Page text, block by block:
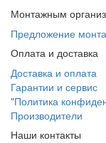
Водопоглощение
Почему
Super 64/13?
Выбирая
эффективную
поможет вам
системы и
Монтажным
Предложение
Оплата и доставка
Доставка и оплата
Гарантии и сервис
"Политика
Производители
Наши контакты